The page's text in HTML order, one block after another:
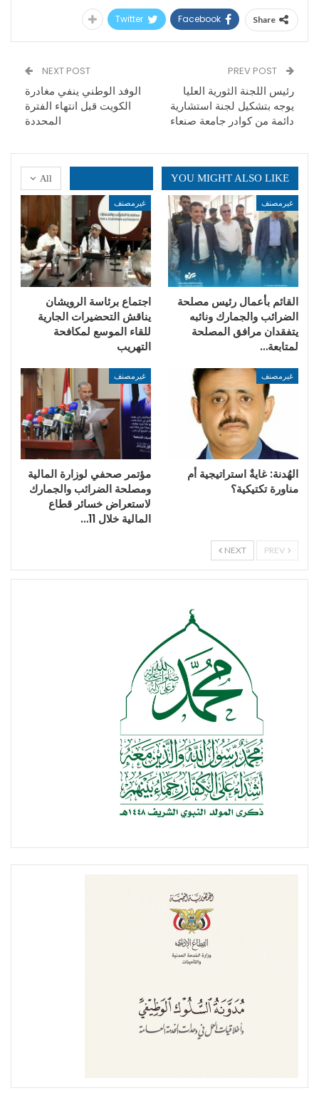
Share
Facebook
Twitter
رئيس اللجنة الثورية العليا
يوجه بتشكيل لجنة استشارية
دائمة من كوادر جامعة صنعاء
NEXT POST
الوفد الوطني ينفي مغادرة
الكويت قبل انتهاء الفترة
المحددة
All YOU MIGHT ALSO LIKE
غيرمصنف
القائم بأعمال رئيس مصلحة
الضرائب والجمارك ونائبه
يتفقدان مرافق المصلحة
لمتابعة…
غيرمصنف
اجتماع برئاسة الرويشان
يناقش التحضيرات الجارية
للقاء الموسع لمكافحة
التهريب
غيرمصنف
الهُدنة: غايةٌ استراتيجية أم
مناورة تكتيكية؟
غيرمصنف
مؤتمر صحفي لوزارة المالية
ومصلحة الضرائب والجمارك
لاستعراض خسائر قطاع
المالية خلال 11…
NEXT